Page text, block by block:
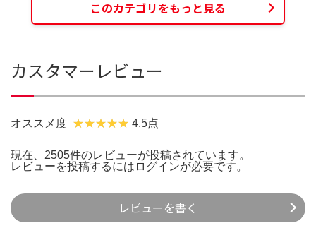
このカテゴリをもっと見る
カスタマーレビュー
オススメ度 4.5点
現在、2505件のレビューが投稿されています。
レビューを投稿するには ログインが必要です。
レビューを書く